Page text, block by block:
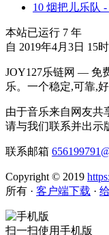
10 烟把儿乐队
本站已运行 7 年
自 2019年4月3日 15
JOY127乐链网 — 免
乐。一个稳定,可靠,
由于音乐来自网友共
请与我们联系并出示
联系邮箱
Copyright © 2019
所有 · 客户端下载 ·
扫一扫使用手机版